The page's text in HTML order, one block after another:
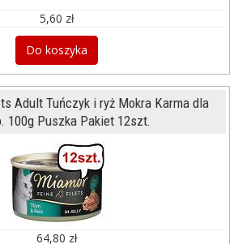
5,60 zł
Do koszyka
Adult Tuńczyk i ryż Mokra Karma dla
100g Puszka Pakiet 12szt.
64,80 zł